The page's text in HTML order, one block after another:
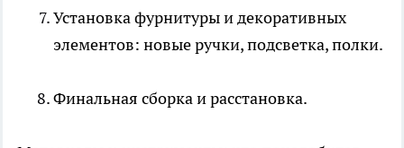
Установка фурнитуры и декоративных
элементов: новые ручки, подсветка, полки.
Финальная сборка и расстановка.